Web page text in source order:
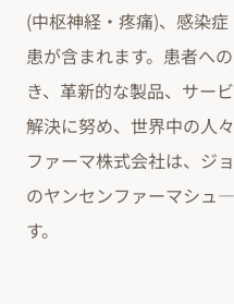
(中枢神経・疼痛)、感染
患が含まれます。患者へ
き、革新的な製品、サー
解決に努め、世界中の人
ファーマ株式会社は、ジ
のヤンセンファーマシュ
す。